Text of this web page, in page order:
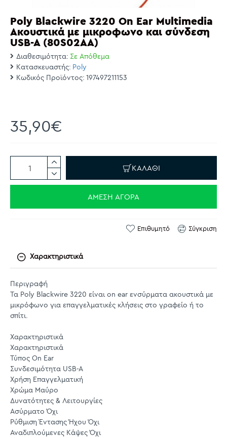
Poly Blackwire 3220 On Ear Multimedia
Ακουστικά με μικροφωνο και σύνδεση
USB-A (80S02AA)
Διαθεσιμότητα: Σε Απόθεμα
Κατασκευαστής: Poly
Κωδικός Προϊόντος: 197497211153
35,90€
ΚΑΛΆΘΙ
ΆΜΕΣΗ ΑΓΟΡΆ
Επιθυμητό Σύγκριση
Χαρακτηριστικά
Περιγραφή
Τα Poly Blackwire 3220 είναι on ear ενσύρματα ακουστικά με
μικρόφωνο για επαγγελματικές κλήσεις στο γραφείο ή το
σπίτι.
Χαρακτηριστικά
Χαρακτηριστικά
Τύπος On Ear
Συνδεσιμότητα USB-A
Χρήση Επαγγελματική
Χρώμα Μαύρο
Δυνατότητες & Λειτουργίες
Ασύρματο Όχι
Ρύθμιση Έντασης Ήχου Όχι
Αναδιπλούμενες Κάψες Όχι